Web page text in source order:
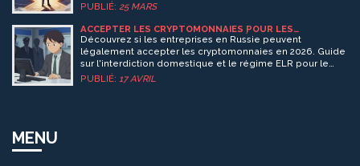
PUBLIÉ: 25 MARS
ACCEPTER LES CRYPTOMONNAIES POUR LES
ENTREPRISES EN RUSSIE : GUIDE LÉGAL 2026
Découvrez si les entreprises en Russie peuvent
légalement accepter les cryptomonnaies en 2026. Guide
sur l'interdiction domestique et le régime ELR pour le
commerce international.
PUBLIÉ: 17 AVRIL
MENU